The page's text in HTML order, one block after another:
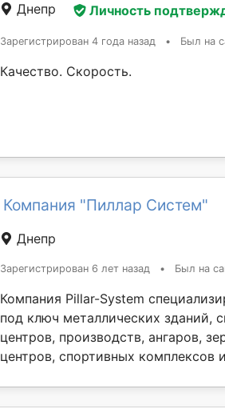
Днепр Личность
Зарегистрирован 4 года назад • Был на
Качество. Скорость.
Компания "Пиллар Систем"
Днепр
Зарегистрирован 6 лет назад • Был на
Компания Pillar-System
под ключ металлических зданий,
центров, производств, ангаров,
центров, спортивных комплексов